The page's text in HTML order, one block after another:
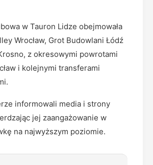
w Tauron Lidze obejmowała
Wrocław, Grot Budowlani Łódź
z okresowymi powrotami
i kolejnymi transferami
informowali media i strony
jej zaangażowanie w
na najwyższym poziomie.